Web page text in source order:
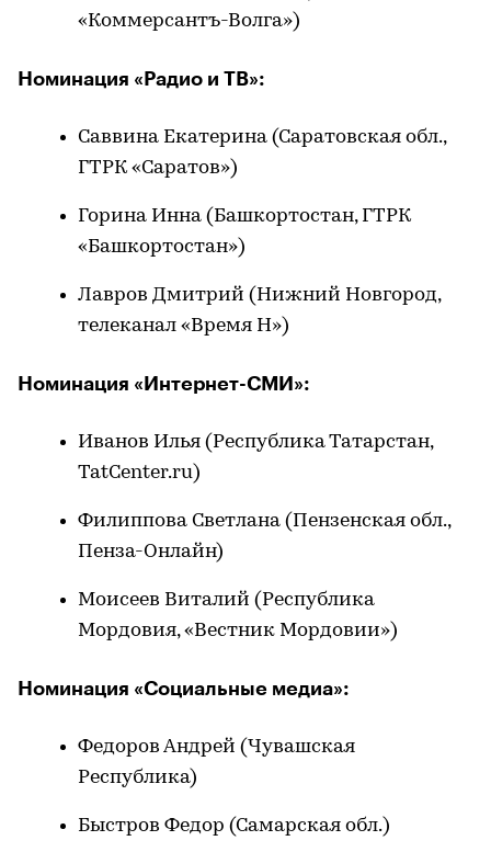
«Коммерсантъ-Волга»)
Номинация «Радио и ТВ»:
Саввина Екатерина (Саратовская обл.,
ГТРК «Саратов»)
Горина Инна (Башкортостан, ГТРК
«Башкортостан»)
Лавров Дмитрий (Нижний Новгород,
телеканал «Время Н»)
Номинация «Интернет-СМИ»:
Иванов Илья (Республика Татарстан,
TatCenter.ru)
Филиппова Светлана (Пензенская обл.,
Пенза-Онлайн)
Моисеев Виталий (Республика
Мордовия, «Вестник Мордовии»)
Номинация «Социальные медиа»:
Федоров Андрей (Чувашская
Республика)
Быстров Федор (Самарская обл.)